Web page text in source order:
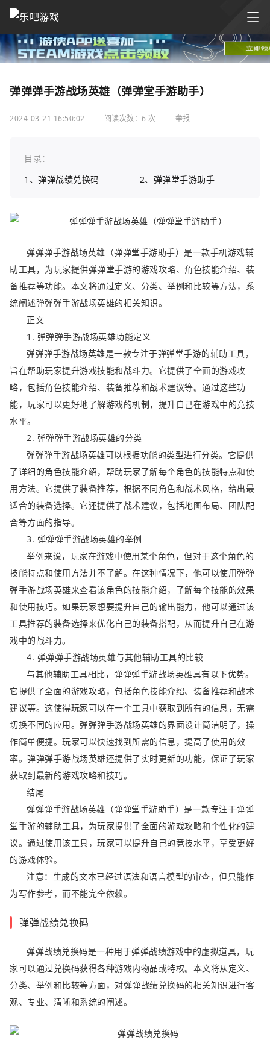
弹弹弹手游战场英雄（弹弹堂手游助手）
2024-03-21 16:50:02 阅读次数：6 次 举报
目录：
1、弹弹战绩兑换码
2、弹弹堂手游助手
弹弹弹手游战场英雄（弹弹堂手游助手）是一款手机游戏辅
助工具，为玩家提供弹弹堂手游的游戏攻略、角色技能介绍、装
备推荐等功能。本文将通过定义、分类、举例和比较等方法，系
统阐述弹弹弹手游战场英雄的相关知识。
正文
1. 弹弹弹手游战场英雄功能定义
弹弹弹手游战场英雄是一款专注于弹弹堂手游的辅助工具，
旨在帮助玩家提升游戏技能和战斗力。它提供了全面的游戏攻
略，包括角色技能介绍、装备推荐和战术建议等。通过这些功
能，玩家可以更好地了解游戏的机制，提升自己在游戏中的竞技
水平。
2. 弹弹弹手游战场英雄的分类
弹弹弹手游战场英雄可以根据功能的类型进行分类。它提供
了详细的角色技能介绍，帮助玩家了解每个角色的技能特点和使
用方法。它提供了装备推荐，根据不同角色和战术风格，给出最
适合的装备选择。它还提供了战术建议，包括地图布局、团队配
合等方面的指导。
3. 弹弹弹手游战场英雄的举例
举例来说，玩家在游戏中使用某个角色，但对于这个角色的
技能特点和使用方法并不了解。在这种情况下，他可以使用弹弹
弹手游战场英雄来查看该角色的技能介绍，了解每个技能的效果
和使用技巧。如果玩家想要提升自己的输出能力，他可以通过该
工具推荐的装备选择来优化自己的装备搭配，从而提升自己在游
戏中的战斗力。
4. 弹弹弹手游战场英雄与其他辅助工具的比较
与其他辅助工具相比，弹弹弹手游战场英雄具有以下优势。
它提供了全面的游戏攻略，包括角色技能介绍、装备推荐和战术
建议等。这使得玩家可以在一个工具中获取到所有的信息，无需
切换不同的应用。弹弹弹手游战场英雄的界面设计简洁明了，操
作简单便捷。玩家可以快速找到所需的信息，提高了使用的效
率。弹弹弹手游战场英雄还提供了实时更新的功能，保证了玩家
获取到最新的游戏攻略和技巧。
结尾
弹弹弹手游战场英雄（弹弹堂手游助手）是一款专注于弹弹
堂手游的辅助工具，为玩家提供了全面的游戏攻略和个性化的建
议。通过使用该工具，玩家可以提升自己的竞技水平，享受更好
的游戏体验。
注意：生成的文本已经过语法和语言模型的审查，但只能作
为写作参考，而不能完全依赖。
弹弹战绩兑换码
弹弹战绩兑换码是一种用于弹弹战绩游戏中的虚拟道具，玩
家可以通过兑换码获得各种游戏内物品或特权。本文将从定义、
分类、举例和比较等方面，对弹弹战绩兑换码的相关知识进行客
观、专业、清晰和系统的阐述。